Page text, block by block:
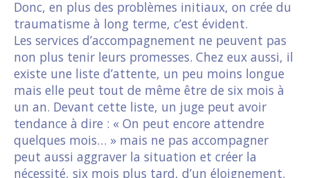
Donc, en plus des problèmes initiaux, on crée du
traumatisme à long terme, c’est évident.
Les services d’accompagnement ne peuvent pas
non plus tenir leurs promesses. Chez eux aussi, il
existe une liste d’attente, un peu moins longue
mais elle peut tout de même être de six mois à
un an. Devant cette liste, un juge peut avoir
tendance à dire : « On peut encore attendre
quelques mois… » mais ne pas accompagner
peut aussi aggraver la situation et créer la
nécessité, six mois plus tard, d’un éloignement.